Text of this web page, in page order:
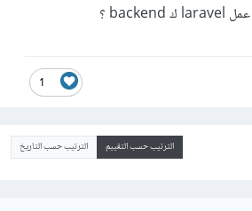
1
الترتيب حسب التقييم الترتيب حسب التاريخ